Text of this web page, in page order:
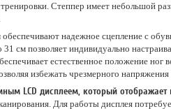
Степпер имеет небольшой
надежное сцепление с
см позволяет индивидуально
естественное положение
избежать чрезмерного напряжения
LCD дисплеем, который
Для работы дисплея